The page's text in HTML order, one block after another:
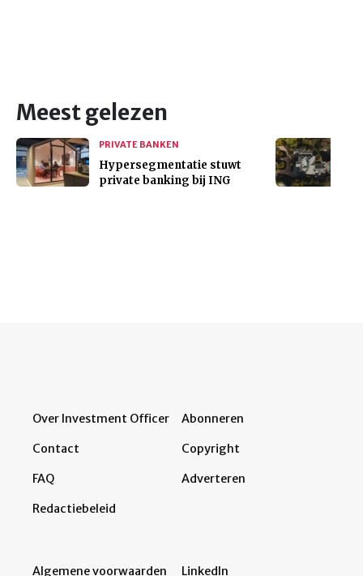
Meest gelezen
PRIVATE BANKEN
Hypersegmentatie stuwt
private banking bij ING
Over Investment Officer
Contact
FAQ
Redactiebeleid
Abonneren
Copyright
Adverteren
Algemene voorwaarden LinkedIn